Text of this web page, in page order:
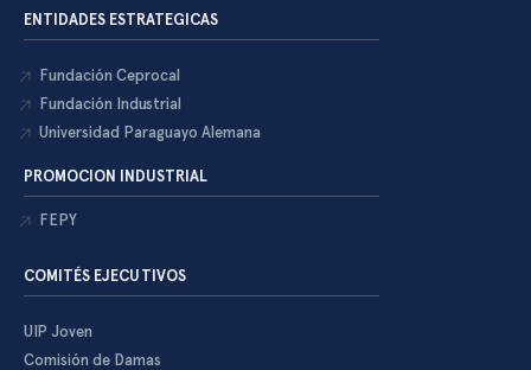
ENTIDADES ESTRATEGICAS
Fundación Ceprocal
Fundación Industrial
Universidad Paraguayo Alemana
PROMOCION INDUSTRIAL
FEPY
COMITÉS EJECUTIVOS
UIP Joven
Comisión de Damas